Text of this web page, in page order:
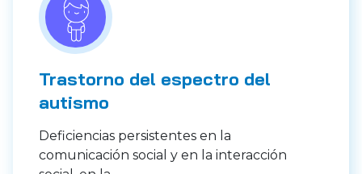
Trastorno del espectro del
autismo
Deficiencias persistentes en la
comunicación social y en la interacción